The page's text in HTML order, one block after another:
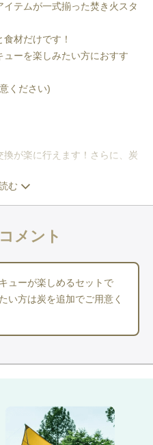
テムが一式揃った焚き火スタ
材だけです！
ーを楽しみたい方におすす
ください)
換が楽に行えます！さらに、炭
ません）
む
メント
ューが楽しめるセットで
い方は炭を追加でご用意く